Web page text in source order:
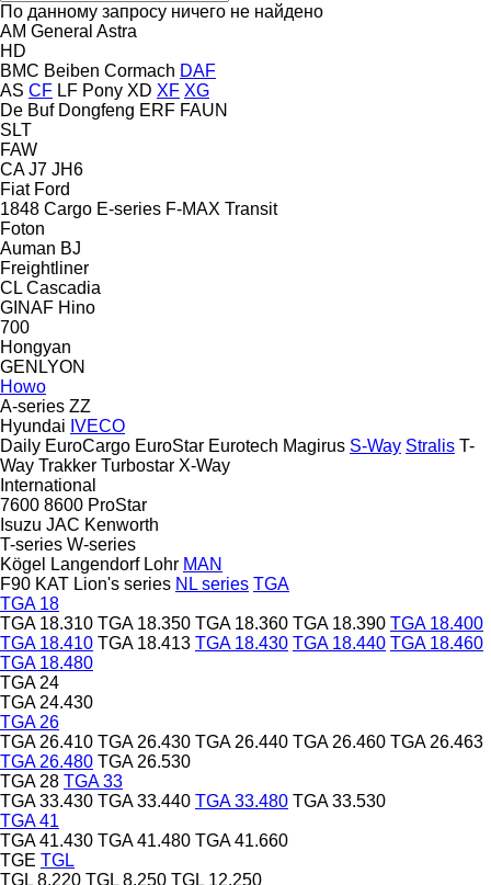
По данному запросу ничего не найдено
AM General Astra
HD
BMC Beiben Cormach DAF
AS CF LF Pony XD XF XG
De Buf Dongfeng ERF FAUN
SLT
FAW
CA J7 JH6
Fiat Ford
1848 Cargo E-series F-MAX Transit
Foton
Auman BJ
Freightliner
CL Cascadia
GINAF Hino
700
Hongyan
GENLYON
Howo
A-series ZZ
Hyundai IVECO
Daily EuroCargo EuroStar Eurotech Magirus S-Way Stralis T-
Way Trakker Turbostar X-Way
International
7600 8600 ProStar
Isuzu JAC Kenworth
T-series W-series
Kögel
Langendorf Lohr MAN
F90 KAT Lion's series NL series TGA
TGA 18
TGA 18.310 TGA 18.350 TGA 18.360 TGA 18.390 TGA 18.400
TGA 18.410 TGA 18.413 TGA 18.430 TGA 18.440 TGA 18.460
TGA 18.480
TGA 24
TGA 24.430
TGA 26
TGA 26.410 TGA 26.430 TGA 26.440 TGA 26.460 TGA 26.463
TGA 26.480 TGA 26.530
TGA 28 TGA 33
TGA 33.430 TGA 33.440 TGA 33.480 TGA 33.530
TGA 41
TGA 41.430 TGA 41.480 TGA 41.660
TGE TGL
TGL 8.220 TGL 8.250 TGL 12.250